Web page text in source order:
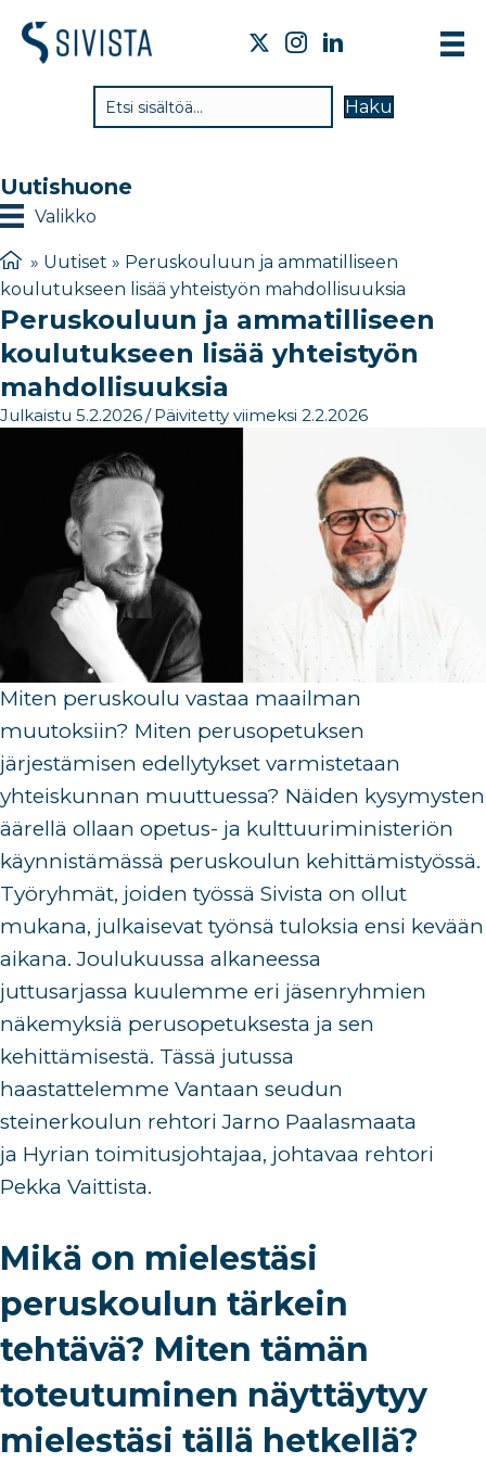
Haku
Uutishuone
Valikko
» Uutiset » Peruskouluun ja ammatilliseen
koulutukseen lisää yhteistyön mahdollisuuksia
Peruskouluun ja ammatilliseen
koulutukseen lisää yhteistyön
mahdollisuuksia
Julkaistu 5.2.2026/ Päivitetty viimeksi 2.2.2026
Miten peruskoulu vastaa maailman
muutoksiin? Miten perusopetuksen
järjestämisen edellytykset varmistetaan
yhteiskunnan muuttuessa? Näiden kysymysten
äärellä ollaan opetus- ja kulttuuriministeriön
käynnistämässä peruskoulun kehittämistyössä.
Työryhmät, joiden työssä Sivista on ollut
mukana, julkaisevat työnsä tuloksia ensi kevään
aikana. Joulukuussa alkaneessa
juttusarjassa kuulemme eri jäsenryhmien
näkemyksiä perusopetuksesta ja sen
kehittämisestä. Tässä jutussa
haastattelemme Vantaan seudun
steinerkoulun rehtori Jarno Paalasmaata
ja Hyrian toimitusjohtajaa, johtavaa rehtori
Pekka Vaittista.
Mikä on mielestäsi
peruskoulun tärkein
tehtävä? Miten tämän
toteutuminen näyttäytyy
mielestäsi tällä hetkellä?